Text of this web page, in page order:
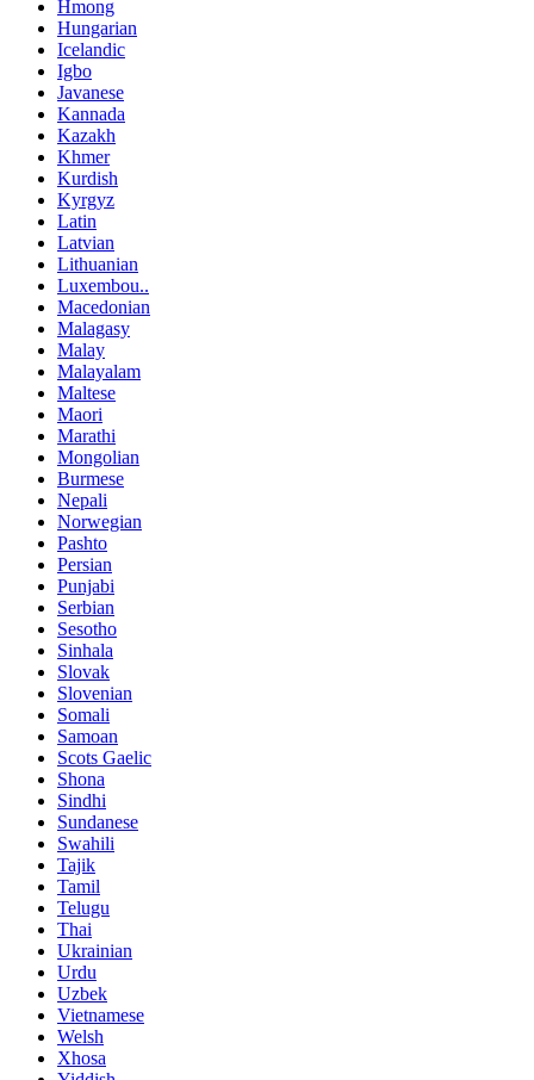
Hmong
Hungarian
Icelandic
Igbo
Javanese
Kannada
Kazakh
Khmer
Kurdish
Kyrgyz
Latin
Latvian
Lithuanian
Luxembou..
Macedonian
Malagasy
Malay
Malayalam
Maltese
Maori
Marathi
Mongolian
Burmese
Nepali
Norwegian
Pashto
Persian
Punjabi
Serbian
Sesotho
Sinhala
Slovak
Slovenian
Somali
Samoan
Scots Gaelic
Shona
Sindhi
Sundanese
Swahili
Tajik
Tamil
Telugu
Thai
Ukrainian
Urdu
Uzbek
Vietnamese
Welsh
Xhosa